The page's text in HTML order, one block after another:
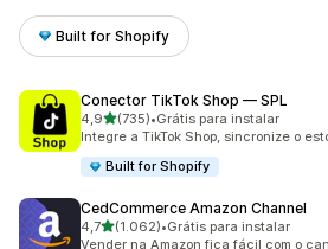
Built for Shopify
Conector TikTok Shop — SPL
4,9de 5 estrelas
(735)
735 avaliações ao todo
•Grátis para instalar
Integre a TikTok Shop, sincronize o
Built for Shopify
CedCommerce Amazon Channel
4,7de 5 estrelas
(1.062)
1062 avaliações ao todo
•Grátis para instalar
Vender na Amazon fica fácil com o